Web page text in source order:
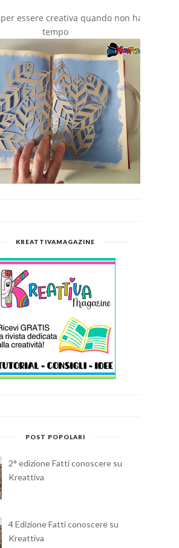
essere creativa quando non hai
tempo
KREATTIVAMAGAZINE
POST POPOLARI
2° edizione Fatti conoscere su
Kreattiva
4 Edizione Fatti conoscere su
Kreattiva